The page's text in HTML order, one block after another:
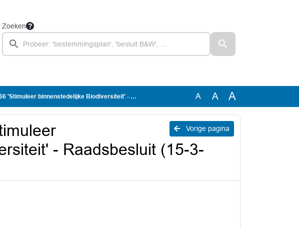
Zoeken
binnenstedelijke Biodiversiteit' - Raadsbesluit (15-3-2021) A A A
Vorige pagina
- Raadsbesluit (15-3-